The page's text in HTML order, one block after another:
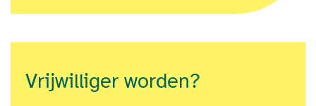
Vrijwilliger worden?